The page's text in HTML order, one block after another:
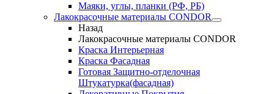
Маяки, углы, планки (РФ, РБ)
Лакокрасочные материалы CONDOR
Назад
Лакокрасочные материалы CONDOR
Краска Интерьерная
Краска Фасадная
Готовая Защитно-отделочная
Штукатурка(фасадная)